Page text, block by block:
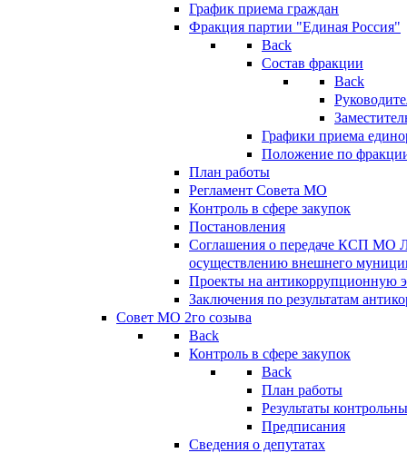
График приема граждан
Фракция партии "Единая Россия"
Back
Состав фракции
Back
Графики приема
Положение по
План работы
Регламент Совета МО
Контроль в сфере закупок
Постановления
Соглашения о передаче КСП МО
осуществлению внешнего
Проекты на антикоррупционную
Заключения по результатам
Совет МО 2го созыва
Back
Контроль в сфере закупок
Back
План работы
Результаты
Предписания
Сведения о депутатах